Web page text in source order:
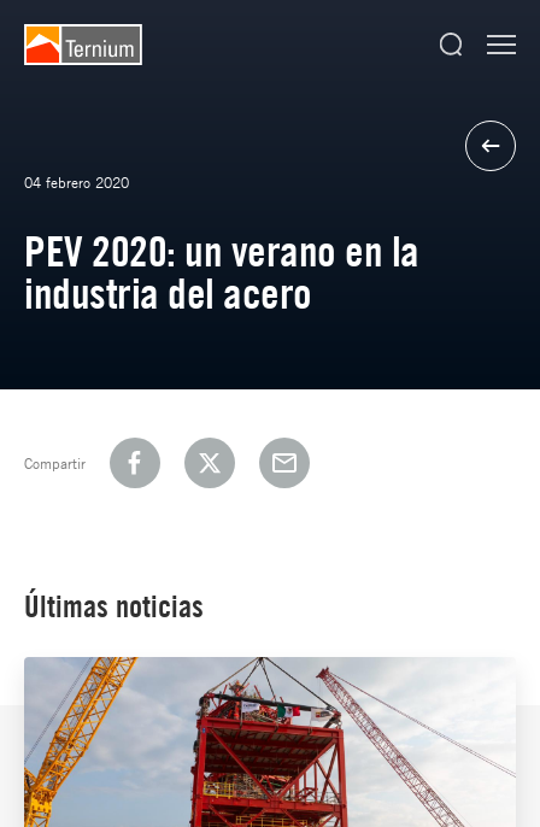
04 febrero 2020
PEV 2020: un verano en la
industria del acero
Compartir
Últimas noticias